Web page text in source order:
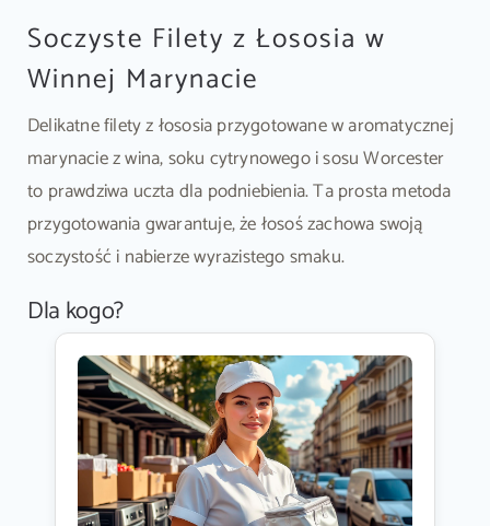
Soczyste Filety z Łososia w
Winnej Marynacie
Delikatne filety z łososia przygotowane w aromatycznej
marynacie z wina, soku cytrynowego i sosu Worcester
to prawdziwa uczta dla podniebienia. Ta prosta metoda
przygotowania gwarantuje, że łosoś zachowa swoją
soczystość i nabierze wyrazistego smaku.
Dla kogo?